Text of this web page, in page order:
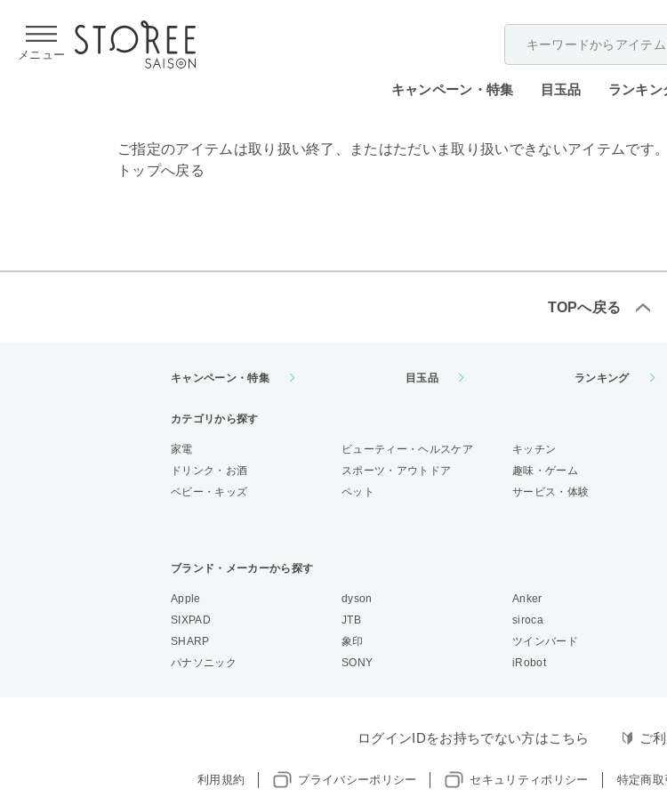
メニュー
キャンペーン・特集 目玉品 ランキン
ご指定のアイテムは取り扱い終了、またはただいま取り扱いできないアイテムです。
トップへ戻る
TOPへ戻る
キャンペーン・特集 目玉品 ランキング
カテゴリから探す
家電 ビューティー・ヘルスケア キッチン
ドリンク・お酒
スポーツ・アウトドア 趣味・ゲーム
ベビー・キッズ
ペット サービス・体験
ブランド・メーカーから探す
Apple dyson Anker
SIXPAD
JTB siroca
SHARP
象印 ツインバード
パナソニック
SONY iRobot
ログインIDをお持ちでない方はこちら ご
利用規約 プライバシーポリシー セキュリティポリシー 特定商